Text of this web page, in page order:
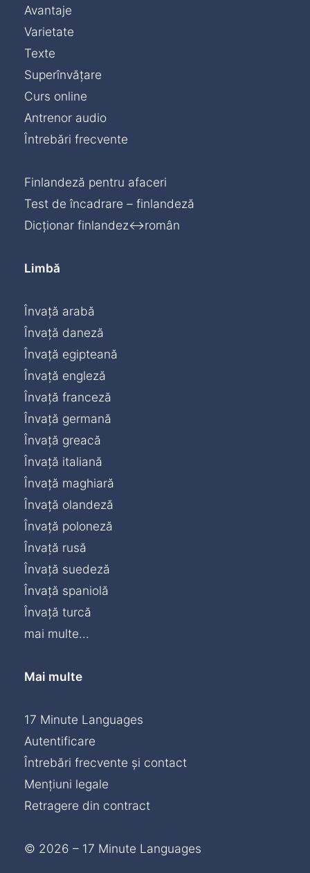
Chat »
Avantaje
Varietate
Texte
Superînvățare
Curs online
Antrenor audio
Întrebări frecvente
Finlandeză pentru afaceri
Test de încadrare – finlandeză
Dicționar finlandez↔român
Limbă
Învață arabă
Învață daneză
Învață egipteană
Învață engleză
Învață franceză
Învață germană
Învață greacă
Învață italiană
Învață maghiară
Învață olandeză
Învață poloneză
Învață rusă
Învață suedeză
Învață spaniolă
Învață turcă
mai multe...
Mai multe
17 Minute Languages
Autentificare
Întrebări frecvente și contact
Mențiuni legale
Retragere din contract
© 2026 – 17 Minute Languages